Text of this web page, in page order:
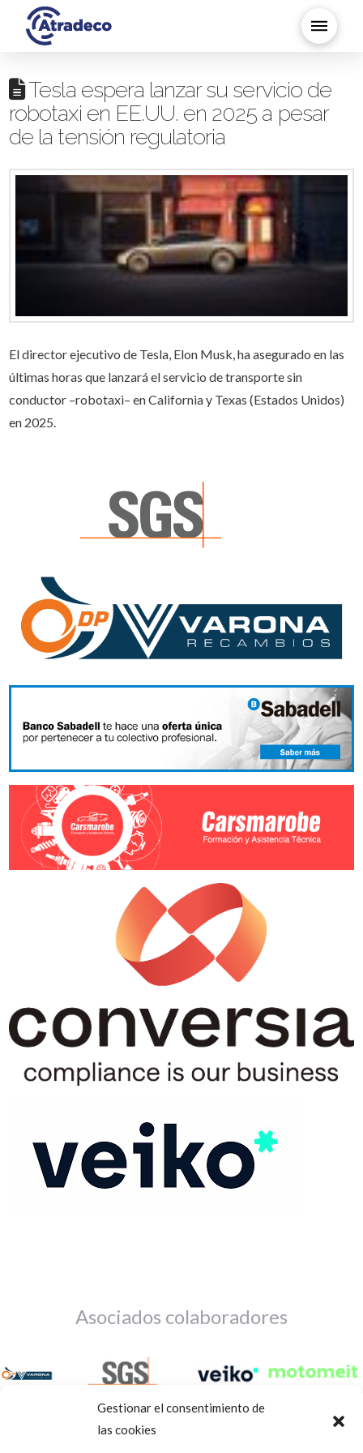
Gestionar el consentimiento de
las cookies
Tesla espera lanzar su servicio de
robotaxi en EE.UU. en 2025 a pesar
de la tensión regulatoria
El director ejecutivo de Tesla, Elon Musk, ha asegurado en las
últimas horas que lanzará el servicio de transporte sin
conductor –robotaxi– en California y Texas (Estados Unidos)
en 2025.
Asociados colaboradores